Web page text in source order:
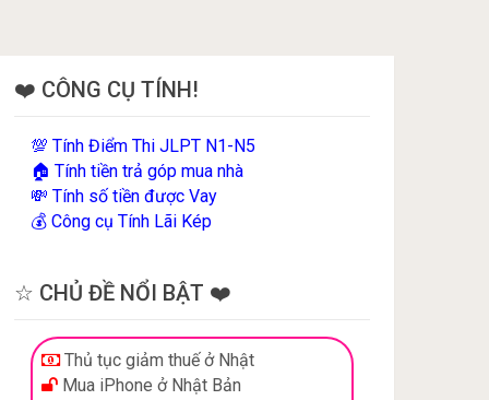
❤️ CÔNG CỤ TÍNH!
💯 Tính Điểm Thi JLPT N1-N5
🏠 Tính tiền trả góp mua nhà
💸 Tính số tiền được Vay
💰 Công cụ Tính Lãi Kép
☆ CHỦ ĐỀ NỔI BẬT ❤️
Thủ tục giảm thuế ở Nhật
Mua iPhone ở Nhật Bản